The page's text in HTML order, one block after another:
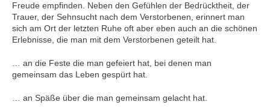
Freude empfinden. Neben den Gefühlen der Bedrücktheit, der
Trauer, der Sehnsucht nach dem Verstorbenen, erinnert man
sich am Ort der letzten Ruhe oft aber eben auch an die schönen
Erlebnisse, die man mit dem Verstorbenen geteilt hat.
… an die Feste die man gefeiert hat, bei denen man
gemeinsam das Leben gespürt hat.
… an Späße über die man gemeinsam gelacht hat.